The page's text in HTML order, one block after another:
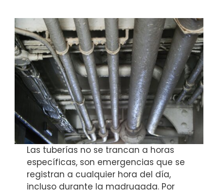
Las tuberías no se trancan a horas
específicas, son emergencias que se
registran a cualquier hora del día,
incluso durante la madrugada. Por